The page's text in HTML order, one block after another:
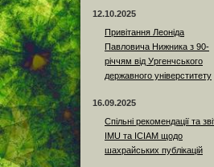
12.10.2025
Привітання Леоніда
Павловича Нижника з 90-
річчям від Ургенчського
державного універститету
16.09.2025
Спільні рекомендації та
IMU та ICIAM щодо
шахрайських публікацій